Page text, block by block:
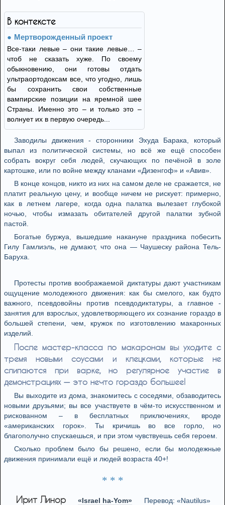
В контексте
Мертворожденный проект
Все-таки левые – они такие левые… –
чтоб не сказать хуже. По своему
обыкновению, они готовы отдать
ультраортодоксам все, что угодно, лишь
бы сохранить свои собственные
вампирские позиции на яремной шее
Страны. Именно это – и только это –
волнует их в первую очередь...
Заводилы движения - сторонники Эхуда Барака, который
выпал из политической системы, но всё же ещё способен
собрать вокруг себя людей, скучающих по печёной в золе
картошке, или по войне между кланами «Дизенгоф» и «Авив».
В конце концов, никто из них на самом деле не сражается, не
платит реальную цену, и вообще ничем не рискует: примерно,
как в летнем лагере, когда одна палатка вылезает глубокой
ночью, чтобы измазать обитателей другой палатки зубной
пастой.
Богатые буржуа, вышедшие накануне праздника побесить
Гилу Гамлиэль, не думают, что она — Чаушеску района Тель-
Баруха.
Протесты против воображаемой диктатуры дают участникам
ощущение молодежного движения: как бы смелого, как будто
важного, псевдовойны против псевдодиктатуры, а главное -
занятия для взрослых, удовлетворяющего их сознание гораздо в
большей степени, чем, кружок по изготовлению макаронных
изделий.
После мастер-класса по макаронам вы уходите с
тремя новыми соусами и клецками, которые не
слипаются при варке, но регулярное участие в
демонстрациях — это нечто гораздо большее!
Вы выходите из дома, знакомитесь с соседями, обзаводитесь
новыми друзьями; вы все участвуете в чём-то искусственном и
рискованном – в бесплатных приключениях, вроде
«американских горок». Ты кричишь во все горло, но
благополучно спускаешься, и при этом чувствуешь себя героем.
Сколько проблем было бы решено, если бы молодежные
движения принимали ещё и людей возраста 40+!
* * *
Ирит Линор «Israel ha-Yom» Перевод: «Nautilus»